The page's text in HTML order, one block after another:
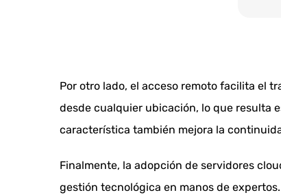
Por otro lado, el acceso remoto facilita el
desde cualquier ubicación, lo que resulta
característica también mejora la
Finalmente, la adopción de servidores
gestión tecnológica en manos de